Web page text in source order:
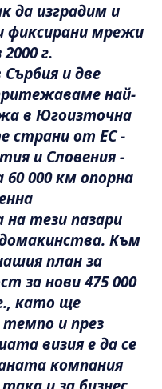
да изградим и
фиксирани мрежи
г.
и две
най-
в Югоизточна
страни от ЕС -
и Словения -
000 км опорна
тези пазари
Към
план за
за нови 475 000
като ще
и през
визия е да се
компания